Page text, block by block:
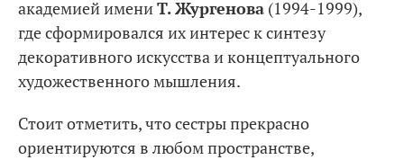
академией имениТ. Жургенова (1994-1999),
где сформировался их интерес к синтезу
декоративного искусства и концептуального
художественного мышления.
Стоит отметить, что сестры прекрасно
ориентируются в любом пространстве,